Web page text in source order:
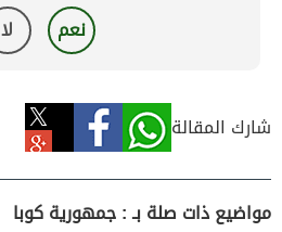
نعم لا
شارك المقالة
مواضيع ذات صلة بـ : جمهورية كوبا